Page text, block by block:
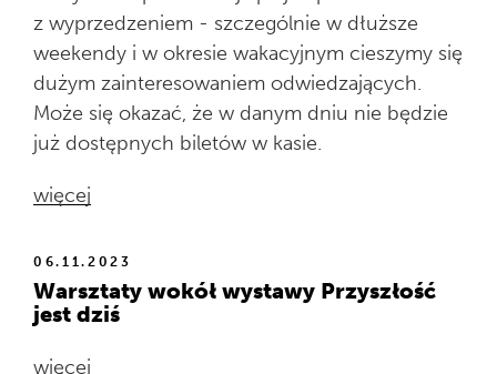
z wyprzedzeniem - szczególnie w dłuższe
weekendy i w okresie wakacyjnym cieszymy się
dużym zainteresowaniem odwiedzających.
Może się okazać, że w danym dniu nie będzie
już dostępnych biletów w kasie.
więcej
06.11.2023
Warsztaty wokół wystawy Przyszłość
jest dziś
więcej